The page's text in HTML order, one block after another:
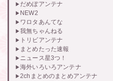
だめぽアンテナ
NEW2
ワロタあんてな
我無ちゃんねる
トリビアンテナ
まとめたった速報
ニュース星3つ！
海外いろいろアンテナ
2chまとめのまとめアンテナ